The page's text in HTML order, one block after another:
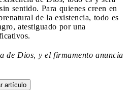
sentido. Para quienes creen en
de la existencia, todo es
atestiguado por una
de Dios, y el firmamento anuncia
artículo